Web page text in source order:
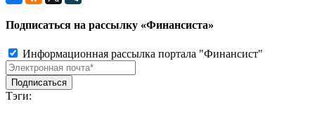
Подписаться на рассылку «Финансиста»
Информационная рассылка портала "Финансист"
Тэги: